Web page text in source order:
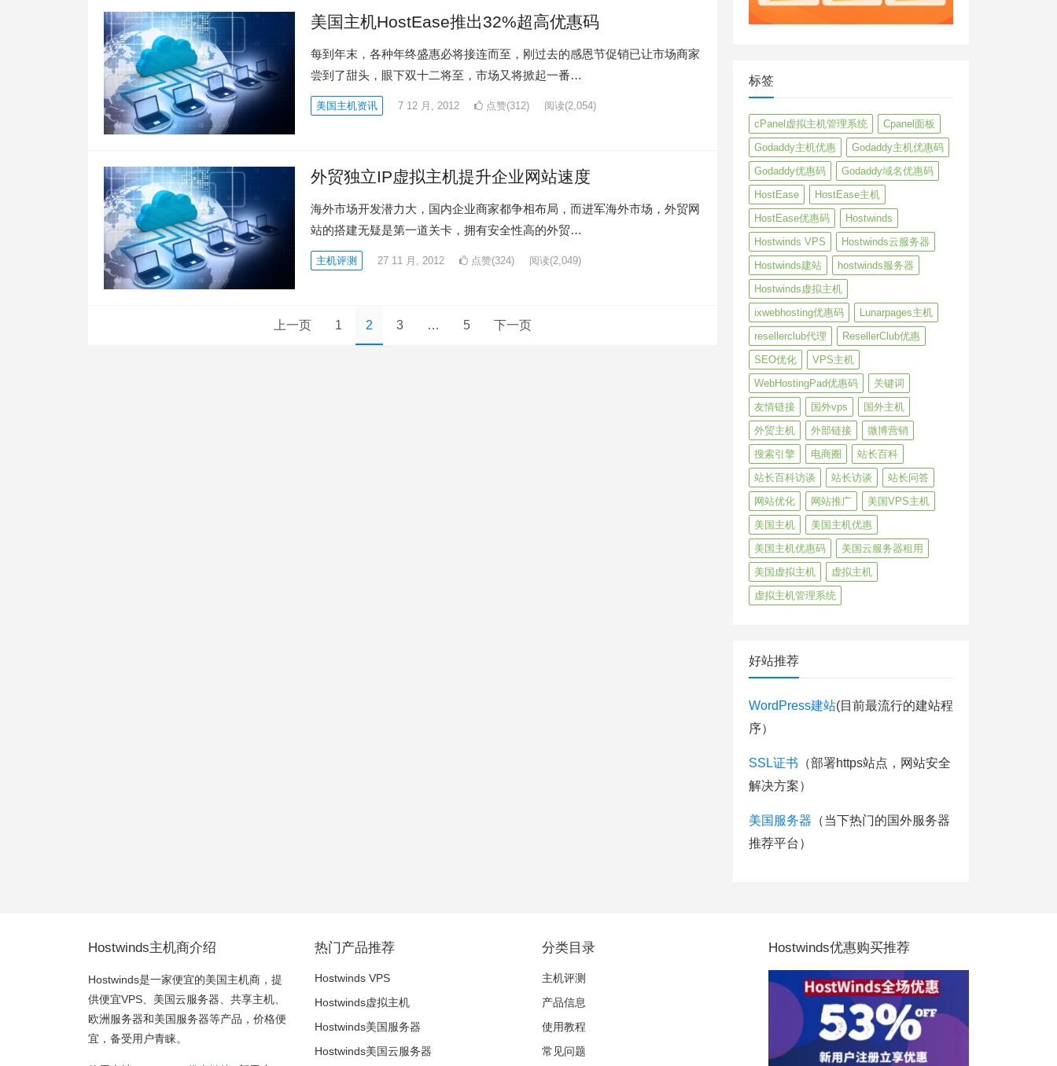
美国主机HostEase推出32%超高优惠码
每到年末，各种年终盛惠必将接连而至，刚过去的感恩节促销已让市场商家
尝到了甜头，眼下双十二将至，市场又将掀起一番…
美国主机资讯 7 12 月, 2012 点赞(312) 阅读(2,054)
外贸独立IP虚拟主机提升企业网站速度
海外市场开发潜力大，国内企业商家都争相布局，而进军海外市场，外贸网
站的搭建无疑是第一道关卡，拥有安全性高的外贸…
主机评测 27 11 月, 2012 点赞(324) 阅读(2,049)
上一页 1 2 3 … 5 下一页
标签
cPanel虚拟主机管理系统
Cpanel面板
Godaddy主机优惠
Godaddy主机优惠码
Godaddy优惠码
Godaddy域名优惠码
HostEase
HostEase主机
HostEase优惠码
Hostwinds
Hostwinds VPS
Hostwinds云服务器
Hostwinds建站
hostwinds服务器
Hostwinds虚拟主机
ixwebhosting优惠码
Lunarpages主机
resellerclub代理
ResellerClub优惠
SEO优化
VPS主机
WebHostingPad优惠码
关键词
友情链接
国外vps
国外主机
外贸主机
外部链接
微博营销
搜索引擎
电商圈
站长百科
站长百科访谈
站长访谈
站长问答
网站优化
网站推广
美国VPS主机
美国主机
美国主机优惠
美国主机优惠码
美国云服务器租用
美国虚拟主机
虚拟主机
虚拟主机管理系统
好站推荐
WordPress建站(目前最流行的建站程
序）
SSL证书 （部署https站点，网站安全
解决方案）
美国服务器 （当下热门的国外服务器
推荐平台）
Hostwinds主机商介绍
Hostwinds是一家便宜的美国主机商，提
供便宜VPS、美国云服务器、共享主机、
欧洲服务器和美国服务器等产品，价格便
宜，备受用户青睐。
热门产品推荐
Hostwinds VPS
Hostwinds虚拟主机
Hostwinds美国服务器
Hostwinds美国云服务器
分类目录
主机评测
产品信息
使用教程
常见问题
Hostwinds优惠购买推荐